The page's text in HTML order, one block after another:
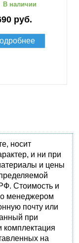
руб.
В наличии
носит
и ни при
и цены
Стоимость и
менеджером
почту или
при
на